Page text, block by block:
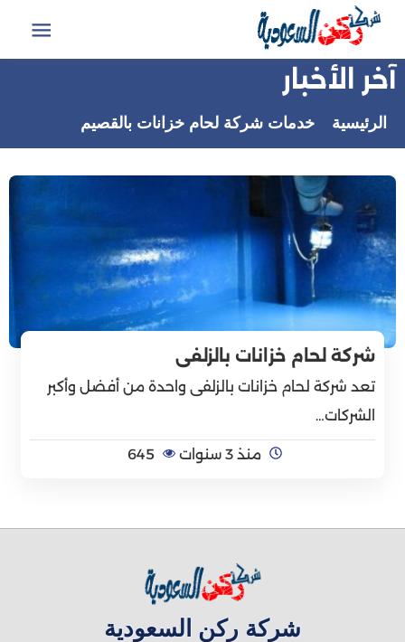
التجاوز
المحتوى
آخر الأخبار
الرئيسية خدمات شركة لحام خزانات بالقصيم
شركة لحام خزانات بالزلفى
تعد شركة لحام خزانات بالزلفى واحدة من أفضل وأكبر
الشركات…
منذ 3 سنوات 645
شركة ركن السعودية